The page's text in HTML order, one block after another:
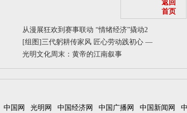
返回
首页
从漫展狂欢到赛事联动 “情绪经济”撬动2
[组图]三代躬耕传家风 匠心劳动践初心 —
光明文化周末：黄帝的江南叙事
中国网 光明网 中国经济网 中国广播网 中国新闻网